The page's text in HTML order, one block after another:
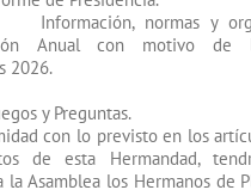
normas y
Anual con motivo de
2026.
y Preguntas.
con lo previsto en los
de esta Hermandad,
la Asamblea los Hermanos de